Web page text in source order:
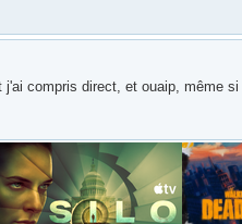
compris direct, et ouaip, même